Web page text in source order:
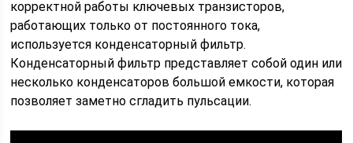
корректной работы ключевых транзисторов,
работающих только от постоянного тока,
используется конденсаторный фильтр.
Конденсаторный фильтр представляет собой один или
несколько конденсаторов большой емкости, которая
позволяет заметно сгладить пульсации.